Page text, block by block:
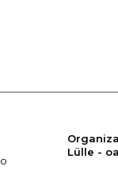
Lülle -